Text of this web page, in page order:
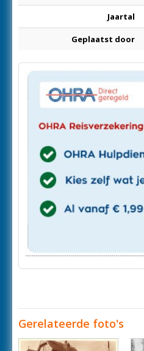
Jaartal
Geplaatst door
Gerelateerde foto's